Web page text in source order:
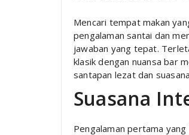
Mencari tempat makan
pengalaman santai dan
jawaban yang tepat.
klasik dengan nuansa bar
santapan lezat dan
Suasana
Pengalaman pertama